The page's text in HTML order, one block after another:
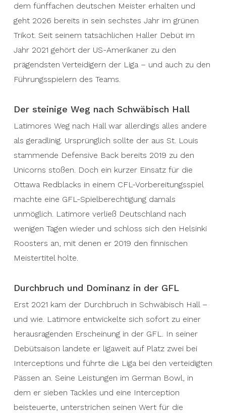
dem fünffachen deutschen Meister erhalten und
geht 2026 bereits in sein sechstes Jahr im grünen
Trikot. Seit seinem tatsächlichen Haller Debüt im
Jahr 2021 gehört der US-Amerikaner zu den
prägendsten Verteidigern der Liga – und auch zu den
Führungsspielern des Teams.
Der steinige Weg nach Schwäbisch Hall
Latimores Weg nach Hall war allerdings alles andere
als geradlinig. Ursprünglich sollte der aus St. Louis
stammende Defensive Back bereits 2019 zu den
Unicorns stoßen. Doch ein kurzer Einsatz für die
Ottawa Redblacks in einem CFL-Vorbereitungsspiel
machte eine GFL-Spielberechtigung damals
unmöglich. Latimore verließ Deutschland nach
wenigen Tagen wieder und schloss sich den Helsinki
Roosters an, mit denen er 2019 den finnischen
Meistertitel holte.
Durchbruch und Dominanz in der GFL
Erst 2021 kam der Durchbruch in Schwäbisch Hall –
und wie. Latimore entwickelte sich sofort zu einer
herausragenden Erscheinung in der GFL. In seiner
Debütsaison landete er ligaweit auf Platz zwei bei
Interceptions und führte die Liga bei den verteidigten
Pässen an. Seine Leistungen im German Bowl, in
dem er sieben Tackles und eine Interception
beisteuerte, unterstrichen seinen Wert für die